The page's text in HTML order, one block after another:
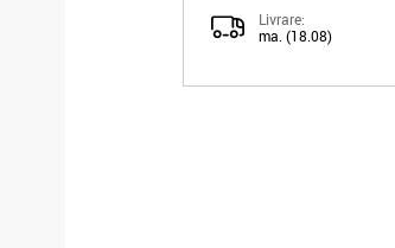
Livrare:
ma. (18.08)